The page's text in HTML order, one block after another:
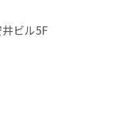
ビル5F